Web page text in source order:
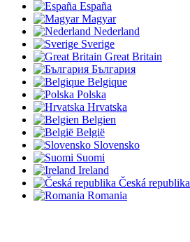
España
Magyar
Nederland
Sverige
Great Britain
България
Belgique
Polska
Hrvatska
Belgien
België
Slovensko
Suomi
Ireland
Česká republika
Romania